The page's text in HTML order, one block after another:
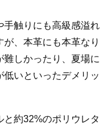
手触りにも高級感溢れ
、本革にも本革なり
しかったり、夏場に
いといったデメリッ
約32%のポリウレタ